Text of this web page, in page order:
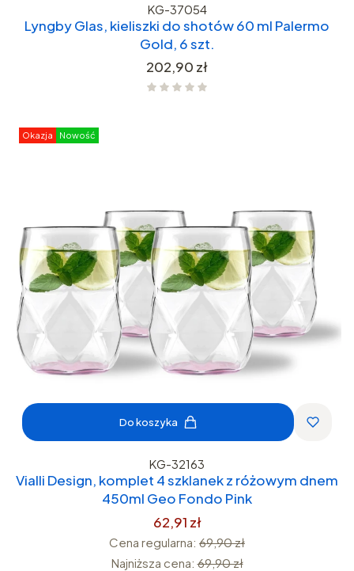
KG-37054
Lyngby Glas, kieliszki do shotów 60 ml Palermo
Gold, 6 szt.
Cena
202,90 zł
Okazja Nowość
Do koszyka
KG-32163
Vialli Design, komplet 4 szklanek z różowym dnem
450ml Geo Fondo Pink
62,91 zł
Cena regularna: 69,90 zł
Najniższa cena: 69,90 zł